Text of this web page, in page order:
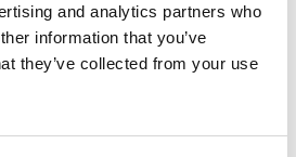
and analytics partners who
information that you’ve
they’ve collected from your use
60,01 SEK